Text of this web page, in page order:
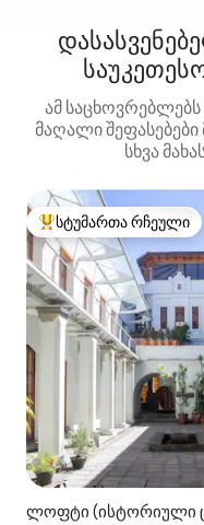
ამ საცხოვრებლებს
მაღალი
სხვა
სტუმართა რჩეული
სტუმართა რჩეული
ლოფტი (ისტორიული